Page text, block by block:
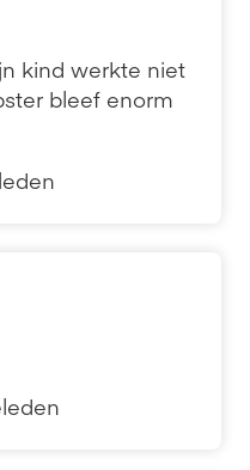
kind werkte niet
bleef enorm